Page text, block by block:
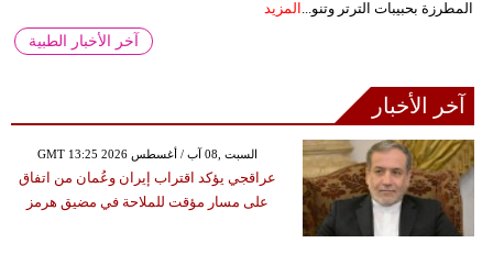
المطرزة بحبيبات الترتر وتنو... المزيد
آخر الأخبار الطبية
آخر الأخبار
GMT 13:25 2026 السبت ,08 آب / أغسطس
عراقجي يؤكد اقتراب إيران وعُمان من اتفاق
على مسار مؤقت للملاحة في مضيق هرمز